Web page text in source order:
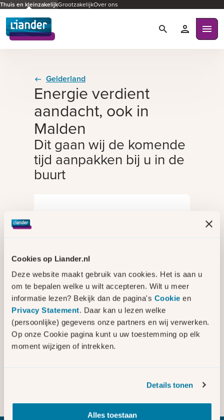
Cookies op Liander.nl
Deze website maakt gebruik van cookies. Het is aan u
om te bepalen welke u wilt accepteren. Wilt u meer
informatie lezen? Bekijk dan de pagina's Cookie en
Privacy Statement. Daar kan u lezen welke
(persoonlijke) gegevens onze partners en wij verwerken.
Op onze Cookie pagina kunt u uw toestemming op elk
moment wijzigen of intrekken.
Details tonen
Alles toestaan
Thuis en kleinzakelijkGrootzakelijkOver ons
ZoekenMijn
Gelderland
Energie verdient
aandacht, ook in
Malden
Dit gaan wij de komende
tijd aanpakken bij u in de
buurt
Malden
Soort werkzaamheden
Nieuwe elektriciteitskabels en -
huisjes
Startdatum
Maa 2025
Lees meer informatie